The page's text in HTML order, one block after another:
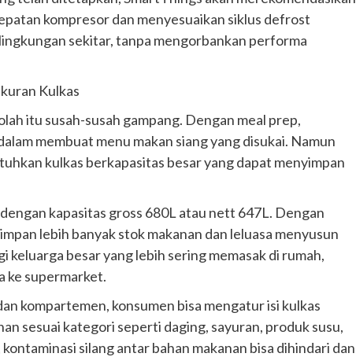
kompresor dan menyesuaikan siklus defrost
sekitar, tanpa mengorbankan performa
Kulkas
itu susah-susah gampang. Dengan meal prep,
membuat menu makan siang yang disukai. Namun
kulkas berkapasitas besar yang dapat menyimpan
kapasitas gross 680L atau nett 647L. Dengan
lebih banyak stok makanan dan leluasa menyusun
keluarga besar yang lebih sering memasak di rumah,
ke supermarket.
kompartemen, konsumen bisa mengatur isi kulkas
sesuai kategori seperti daging, sayuran, produk susu,
silang antar bahan makanan bisa dihindari dan